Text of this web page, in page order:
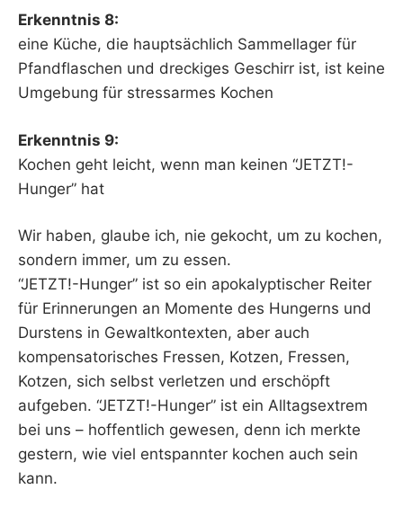
Erkenntnis 8:
eine Küche, die hauptsächlich Sammellager für
Pfandflaschen und dreckiges Geschirr ist, ist keine
Umgebung für stressarmes Kochen
Erkenntnis 9:
Kochen geht leicht, wenn man keinen “JETZT!-
Hunger” hat
Wir haben, glaube ich, nie gekocht, um zu kochen,
sondern immer, um zu essen.
“JETZT!-Hunger” ist so ein apokalyptischer Reiter
für Erinnerungen an Momente des Hungerns und
Durstens in Gewaltkontexten, aber auch
kompensatorisches Fressen, Kotzen, Fressen,
Kotzen, sich selbst verletzen und erschöpft
aufgeben. “JETZT!-Hunger” ist ein Alltagsextrem
bei uns – hoffentlich gewesen, denn ich merkte
gestern, wie viel entspannter kochen auch sein
kann.